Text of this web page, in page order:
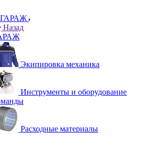
ГАРАЖ
Назад
Экипировка механика
Инструменты и оборудование
Расходные материалы